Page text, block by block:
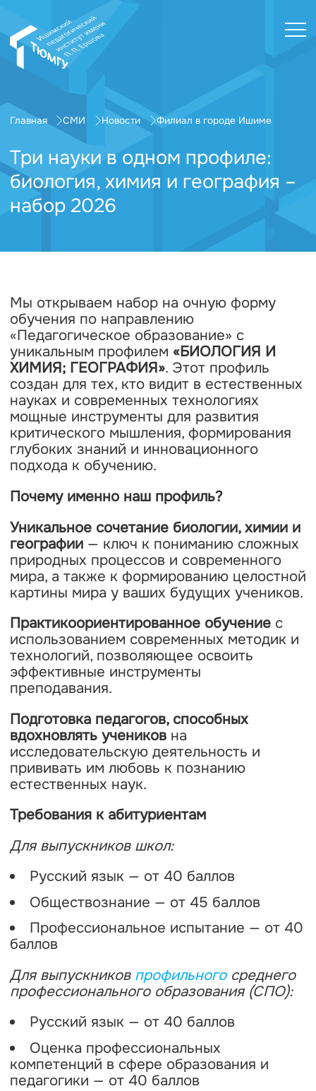
Главная СМИ Новости Филиал в городе Ишиме
Три науки в одном профиле:
биология, химия и география –
набор 2026
Мы открываем набор на очную форму
обучения по направлению
«Педагогическое образование» с
уникальным профилем «БИОЛОГИЯ И
ХИМИЯ; ГЕОГРАФИЯ». Этот профиль
создан для тех, кто видит в естественных
науках и современных технологиях
мощные инструменты для развития
критического мышления, формирования
глубоких знаний и инновационного
подхода к обучению.
Почему именно наш профиль?
Уникальное сочетание биологии, химии и
географии— ключ к пониманию сложных
природных процессов и современного
мира, а также к формированию целостной
картины мира у ваших будущих учеников.
Практикоориентированное обучениес
использованием современных методик и
технологий, позволяющее освоить
эффективные инструменты
преподавания.
Подготовка педагогов, способных
вдохновлять учениковна
исследовательскую деятельность и
прививать им любовь к познанию
естественных наук.
Требования к абитуриентам
Для выпускников школ:
Русский язык — от 40 баллов
Обществознание — от 45 баллов
Профессиональное испытание — от 40
баллов
Для выпускников профильногосреднего
профессионального образования (СПО):
Русский язык — от 40 баллов
Оценка профессиональных
компетенций в сфере образования и
педагогики — от 40 баллов